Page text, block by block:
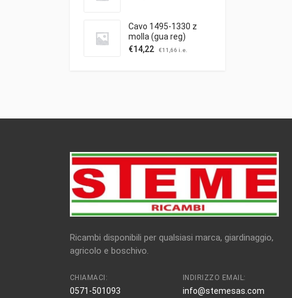
Cavo 1495-1330 z
molla (gua reg)
trazione
€14,22 €11,66 i.e.
Ricambi disponibili per qualsiasi marca, giardinaggio,
agricolo e boschivo.
CHIAMACI:
0571-501093
INDIRIZZO EMAIL:
info@stemesas.com